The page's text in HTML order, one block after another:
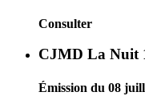
Consulter
CJMD La Nuit
Émission du 08